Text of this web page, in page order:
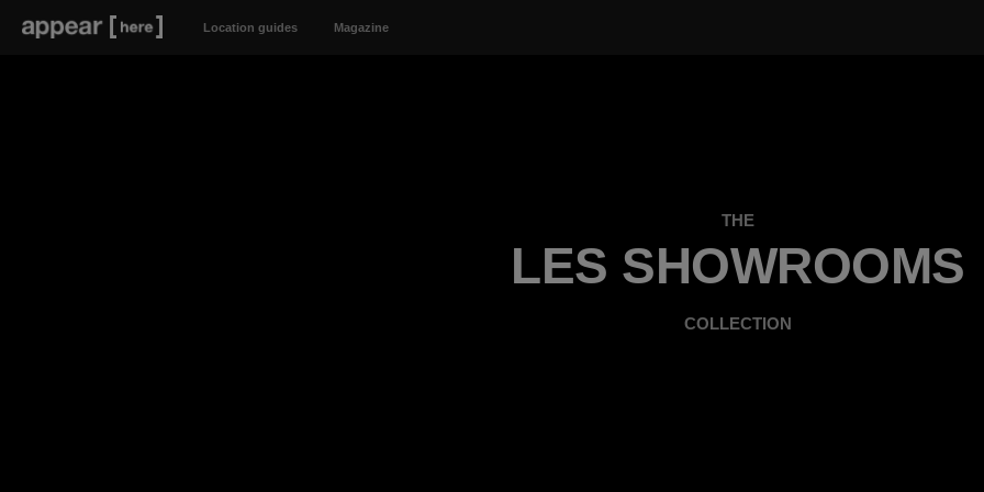
Location guides Magazine
THE
LES SHOWROOMS
COLLECTION